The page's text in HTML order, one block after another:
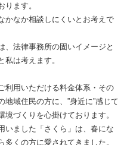
ます。
かなか相談しにくいとお考えで
、法律事務所の固いイメージと
は考えます。
利用いただける料金体系・その
域住民の方に、”身近に”感じて
づくりを心掛けております。
いました「さくら」は、春にな
くの方に愛されてきました。